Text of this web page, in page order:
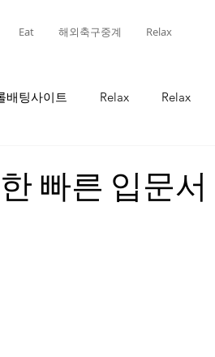
Eat 해외축구중계 Relax
배팅사이트 Relax Relax
빠른 입문서